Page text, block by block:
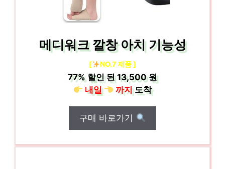
메디워크 깔창 아치 기능성
[ NO.7 제품 ]
77%할인 된13,500 원
내일
까지도착
구매 바로가기